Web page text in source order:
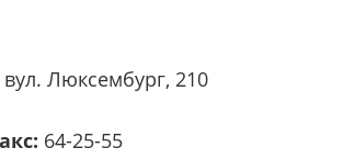
вул. Люксембург, 210
64-25-55